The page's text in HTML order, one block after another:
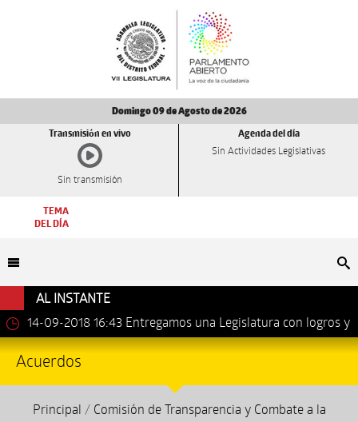
Domingo 09 de Agosto de 2026
Transmisión en vivo
Sin transmisión
Agenda del día
Sin Actividades Legislativas
TEMA
DEL DÍA
AL INSTANTE
14-09-2018 16:43 Entregamos una Legislatura con logros y
avances importantes: Dip. Leonel Luna Estrada.
Acuerdos
Principal / Comisión de Transparencia y Combate a la